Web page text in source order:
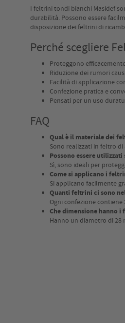
I feltrini tondi bianchi Masidef
durabilità. Possono essere
disposizione dei feltrini di
Perché scegliere
Proteggono
Riduzione dei rumori
Facilità di applicazione
Confezione pratica e
Pensati per un uso
FAQ
Qual è il materiale dei
Sono realizzati in feltro
Possono essere
Sì, sono ideali per
Come si applicano i
Si applicano facilmente
Quanti feltrini ci sono
Ogni confezione contiene
Che dimensione hanno i
Hanno un diametro di 28